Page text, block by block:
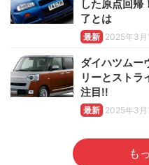
した原点回帰
了とは
最新 2025年3月
ダイハツムー
リーとストラ
注目!!
最新 2025年3月
も